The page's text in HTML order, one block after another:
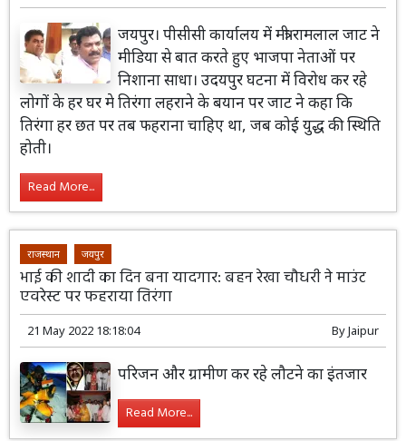
जयपुर। पीसीसी कार्यालय में मंत्री रामलाल जाट ने
मीडिया से बात करते हुए भाजपा नेताओं पर
निशाना साधा। उदयपुर घटना में विरोध कर रहे
लोगों के हर घर मे तिरंगा लहराने के बयान पर जाट ने कहा कि
तिरंगा हर छत पर तब फहराना चाहिए था, जब कोई युद्ध की स्थिति
होती।
Read More...
राजस्थान जयपुर
भाई की शादी का दिन बना यादगार: बहन रेखा चौधरी ने माउंट
एवरेस्ट पर फहराया तिरंगा
21 May 2022 18:18:04 ByJaipur
परिजन और ग्रामीण कर रहे लौटने का इंतजार
Read More...